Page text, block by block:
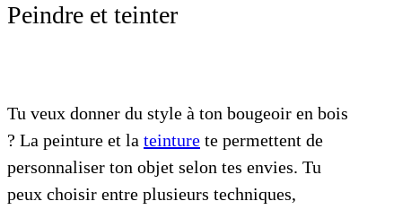
Peindre et teinter
Tu veux donner du style à ton bougeoir en bois
? La peinture et la teinture te permettent de
personnaliser ton objet selon tes envies. Tu
peux choisir entre plusieurs techniques,